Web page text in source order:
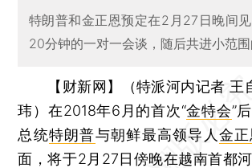
特朗普和金正恩预定在2月27日晚间
20分钟的一对一会谈，随后共进小范
【财新网】（特派河内记者 王
玮） 在2018年6月的首次“金特会”
总统特朗普与朝鲜最高领导人 金正
面，将于2月27日傍晚在越南首都